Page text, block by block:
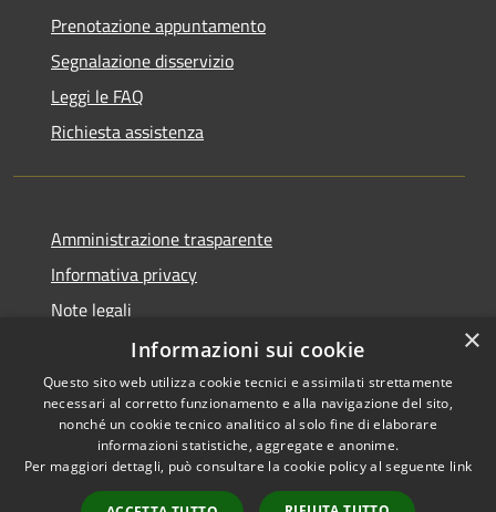
Prenotazione appuntamento
Segnalazione disservizio
Leggi le FAQ
Richiesta assistenza
Amministrazione trasparente
Informativa privacy
Note legali
Dichiarazione di accessibilità
RSS
Accessibilità
Copyright © 2026 • Comune di
Ariccia • Powered by
×
Informazioni sui cookie
Questo sito web utilizza cookie tecnici e assimilati strettamente
necessari al corretto funzionamento e alla navigazione del sito,
nonché un cookie tecnico analitico al solo fine di elaborare
informazioni statistiche, aggregate e anonime.
Per maggiori dettagli, può consultare la cookie policy al seguente link